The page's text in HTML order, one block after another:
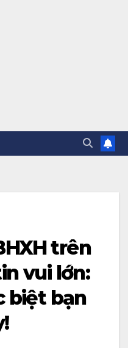
trên
vui lớn:
biệt bạn